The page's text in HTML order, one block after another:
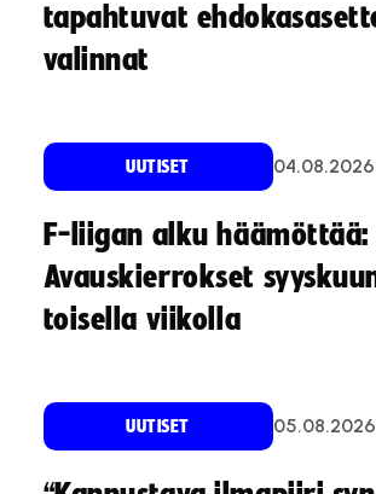
tapahtuvat
valinnat
UUTISET 04.08.2026
F-liigan alku häämöttää:
Avauskierrokset
toisella viikolla
UUTISET 05.08.2026